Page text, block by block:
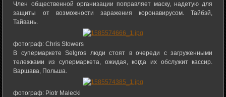
Член общественной организации поправляет маску, надетую для
защиты от возможности заражения коронавирусом. Тайбэй,
Тайвань.
фотограф: Chris Stowers
В супермаркете Selgros люди стоят в очереди с загруженными
тележками из супермаркета, ожидая, когда их обслужит кассир.
Варшава, Польша.
фотограф: Piotr Malecki